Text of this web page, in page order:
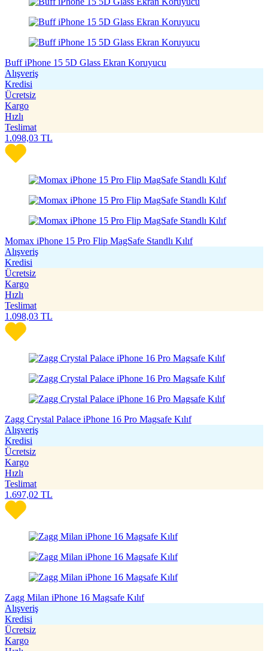
Buff iPhone 15 5D Glass Ekran Koruyucu
Alışveriş
Kredisi
Ücretsiz
Kargo
Hızlı
Teslimat
1.098,03 TL
Momax iPhone 15 Pro Flip MagSafe Standlı Kılıf
Alışveriş
Kredisi
Ücretsiz
Kargo
Hızlı
Teslimat
1.098,03 TL
Zagg Crystal Palace iPhone 16 Pro Magsafe Kılıf
Alışveriş
Kredisi
Ücretsiz
Kargo
Hızlı
Teslimat
1.697,02 TL
Zagg Milan iPhone 16 Magsafe Kılıf
Alışveriş
Kredisi
Ücretsiz
Kargo